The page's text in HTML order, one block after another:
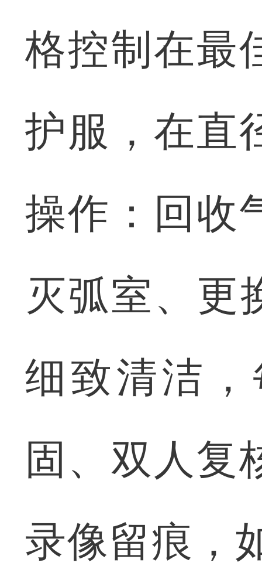
格控制在最
护服，在直
操作：回收
灭弧室、
细致清洁
固、双人复
录像留痕，